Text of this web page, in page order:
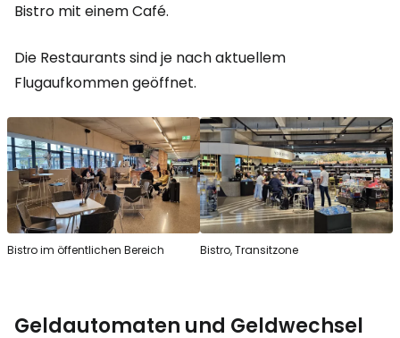
Bistro mit einem Café.
Die Restaurants sind je nach aktuellem
Flugaufkommen geöffnet.
Bistro im öffentlichen Bereich Bistro, Transitzone
Geldautomaten und Geldwechsel